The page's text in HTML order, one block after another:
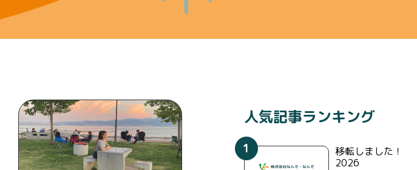
人気記事ランキング
1
移転しました！
2026